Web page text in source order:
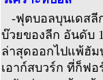
-ฟุตบอลบุนเดสลี
บ๊วยของลีก อันดับ
ล่าสุดออกไปแพ้ฮัม
เอาก์สบวร์ก ที่ก็ฟ